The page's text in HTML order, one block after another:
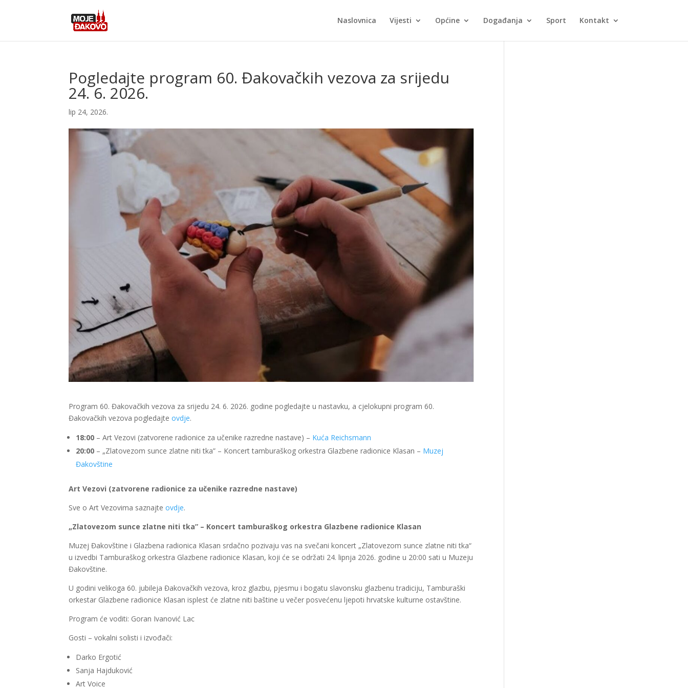
Naslovnica Vijesti Općine Događanja Sport Kontakt
Pogledajte program 60. Đakovačkih vezova za srijedu
24. 6. 2026.
lip 24, 2026.
Program 60. Đakovačkih vezova za srijedu 24. 6. 2026. godine pogledajte u nastavku, a cjelokupni program 60.
Đakovačkih vezova pogledajteovdje.
18:00 – Art Vezovi (zatvorene radionice za učenike razredne nastave) – Kuća Reichsmann
20:00 – „Zlatovezom sunce zlatne niti tka” – Koncert tamburaškog orkestra Glazbene radionice Klasan – Muzej
Đakovštine
Art Vezovi (zatvorene radionice za učenike razredne nastave)
Sve o Art Vezovima saznajteovdje.
„Zlatovezom sunce zlatne niti tka” – Koncert tamburaškog orkestra Glazbene radionice Klasan
Muzej Đakovštine i Glazbena radionica Klasan srdačno pozivaju vas na svečani koncert „Zlatovezom sunce zlatne niti tka“
u izvedbi Tamburaškog orkestra Glazbene radionice Klasan, koji će se održati 24. lipnja 2026. godine u 20:00 sati u Muzeju
Đakovštine.
U godini velikoga 60. jubileja Đakovačkih vezova, kroz glazbu, pjesmu i bogatu slavonsku glazbenu tradiciju, Tamburaški
orkestar Glazbene radionice Klasan isplest će zlatne niti baštine u večer posvećenu ljepoti hrvatske kulturne ostavštine.
Program će voditi: Goran Ivanović Lac
Gosti – vokalni solisti i izvođači:
Darko Ergotić
Sanja Hajduković
Art Voice